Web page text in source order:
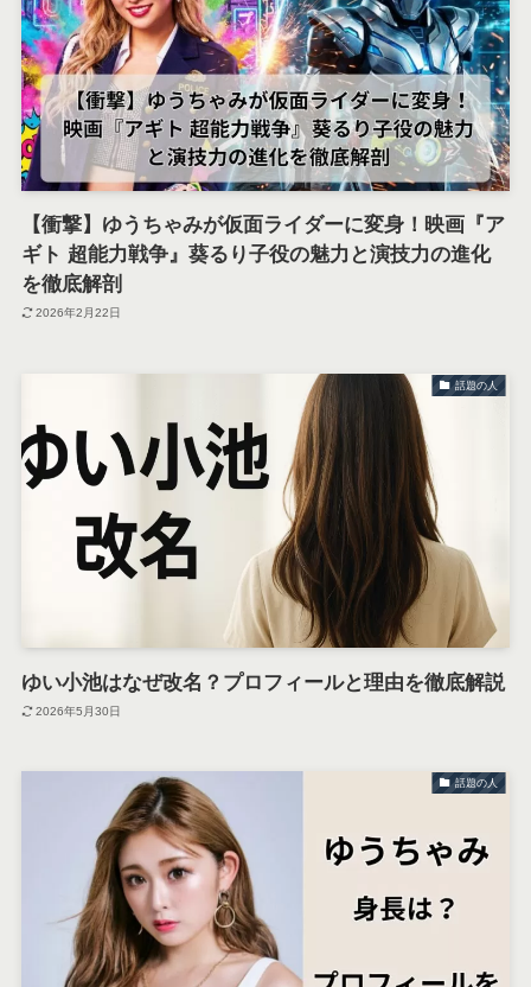
【衝撃】ゆうちゃみが仮面ライダーに変身！映画『ア
ギト 超能力戦争』葵るり子役の魅力と演技力の進化
を徹底解剖
2026年2月22日
話題の人
ゆい小池はなぜ改名？プロフィールと理由を徹底解説
2026年5月30日
話題の人